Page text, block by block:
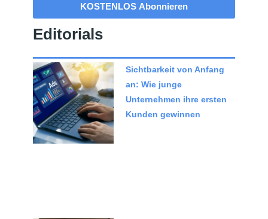
KOSTENLOS Abonnieren
Editorials
Sichtbarkeit von Anfang
an: Wie junge
Unternehmen ihre ersten
Kunden gewinnen